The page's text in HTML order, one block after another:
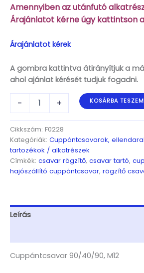
Amennyiben az utánfutó
Árajánlatot kérne úgy kattintson
Árajánlatot kérek
A gombra kattintva átirányítjuk a
ahol ajánlat kérését tudjuk fogadni.
-
Cuppántcsavar
90/40/90,
mennyiség
+ KOSÁRBA TESZEM
Cikkszám: F0228
Kategóriák: Cuppántcsavarok,
tartozékok / alkatrészek
Címkék: csavar rögzítő, csavar tartó,
hajószállító cuppántcsavar, rögzítő
Leírás
Cuppántcsavar 90/40/90, M12